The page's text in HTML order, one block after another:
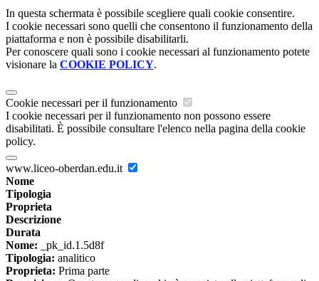
In questa schermata è possibile scegliere quali cookie consentire.
I cookie necessari sono quelli che consentono il funzionamento della
piattaforma e non è possibile disabilitarli.
Per conoscere quali sono i cookie necessari al funzionamento potete
visionare la COOKIE POLICY.
Cookie necessari per il funzionamento
I cookie necessari per il funzionamento non possono essere
disabilitati. È possibile consultare l'elenco nella pagina della cookie
policy.
www.liceo-oberdan.edu.it
Nome
Tipologia
Proprieta
Descrizione
Durata
Nome: _pk_id.1.5d8f
Tipologia: analitico
Proprieta: Prima parte